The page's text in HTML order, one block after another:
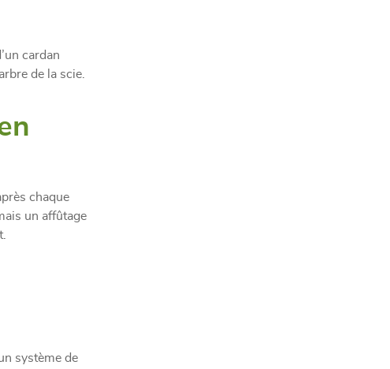
cardan
de la scie.
chaque
un affûtage
système de